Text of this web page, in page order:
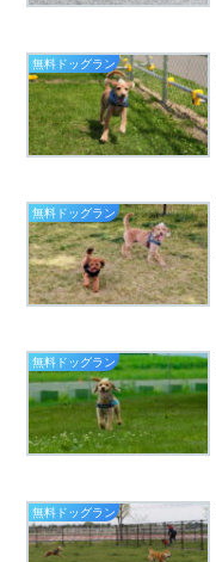
無料ドッグラン
無料ドッグラン
無料ドッグラン
無料ドッグラン